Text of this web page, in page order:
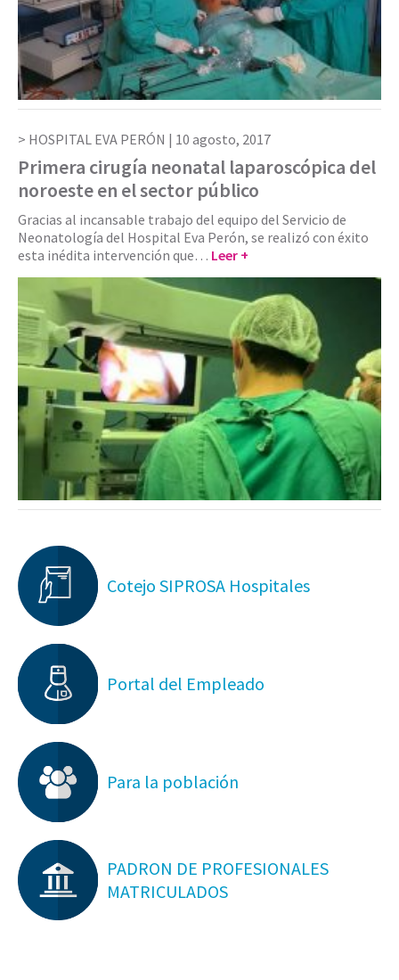
HOSPITAL EVA PERÓN | 10 agosto, 2017
Primera cirugía neonatal laparoscópica del
noroeste en el sector público
Gracias al incansable trabajo del equipo del Servicio de
Neonatología del Hospital Eva Perón, se realizó con éxito
esta inédita intervención que… Leer +
Cotejo SIPROSA Hospitales
Portal del Empleado
Para la población
PADRON DE PROFESIONALES
MATRICULADOS